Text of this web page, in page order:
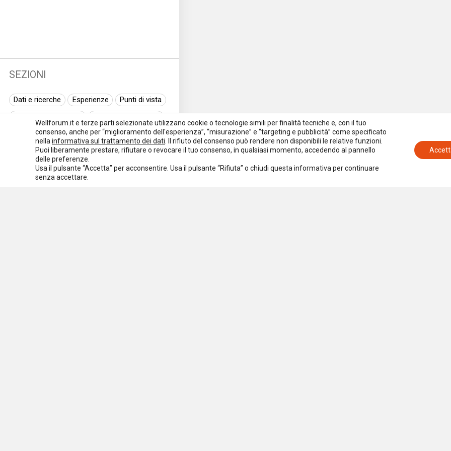
SEZIONI
Dati e ricerche Esperienze
Punti di vista
Normativa europea
Rassegna normativa
I seminari di Welforum
Eventi
Spazio ai promotori
Wellforum.it e terze parti selezionate utilizzano cookie o tecnologie simili per finalità tecniche e, con il tuo
consenso, anche per “miglioramento dell'esperienza”, “misurazione” e “targeting e pubblicità” come specificato
nella informativa sul trattamento dei dati . Il rifiuto del consenso può rendere non disponibili le relative funzioni.
Puoi liberamente prestare, rifiutare o revocare il tuo consenso, in qualsiasi momento, accedendo al pannello
delle preferenze.
Usa il pulsante “Accetta” per acconsentire. Usa il pulsante “Rifiuta” o chiudi questa informativa per continuare
senza accettare.